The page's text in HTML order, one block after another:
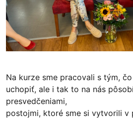
Na kurze sme pracovali s tým,
uchopiť, ale i tak to na nás
presvedčeniami,
postojmi, ktoré sme si vytvorili v